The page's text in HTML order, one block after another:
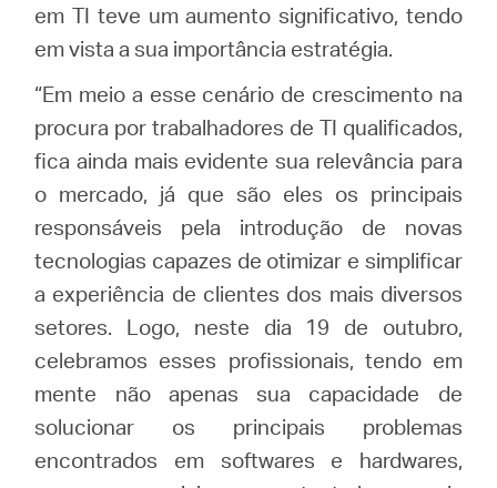
em TI teve um aumento significativo, tendo
em vista a sua importância estratégia.
“Em meio a esse cenário de crescimento na
procura por trabalhadores de TI qualificados,
fica ainda mais evidente sua relevância para
o mercado, já que são eles os principais
responsáveis pela introdução de novas
tecnologias capazes de otimizar e simplificar
a experiência de clientes dos mais diversos
setores. Logo, neste dia 19 de outubro,
celebramos esses profissionais, tendo em
mente não apenas sua capacidade de
solucionar os principais problemas
encontrados em softwares e hardwares,